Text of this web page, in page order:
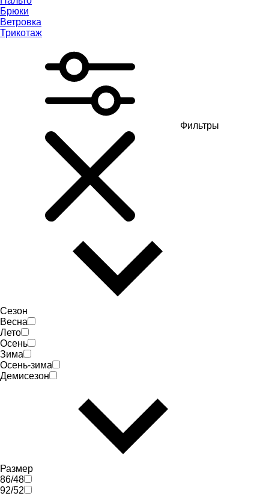
Брюки
Ветровка
Трикотаж
Фильтры
Сезон
Весна
Лето
Осень
Зима
Осень-зима
Демисезон
Размер
86/48
92/52